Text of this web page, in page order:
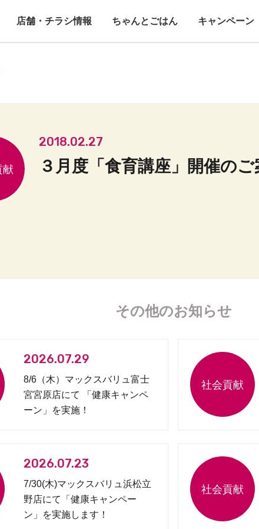
店舗・チラシ情報 ちゃんとごはん キャンペーン
2018.02.27
３月度「食育講座」開催のご
その他のお知らせ
2026.07.29
8/6（木）マックスバリュ富士
宮宮原店にて 「健康キャンペ
ーン」を実施！
2026.07.23
7/30(木)マックスバリュ浜松立
野店にて「健康キャンペー
ン」を実施します！